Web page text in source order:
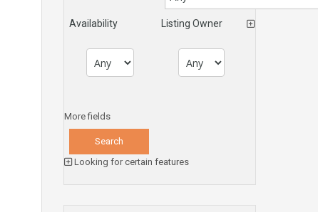
Availability Listing Owner
More fields
Looking for certain features